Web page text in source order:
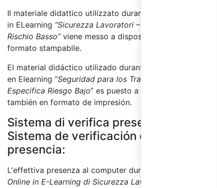
Il materiale didattico utilizzato durante il corso online
in ELearning “Sicurezza Lavoratori – Parte Specifica
Rischio Basso” viene messo a disposizione anche in
formato stampabile.
El material didáctico utilizado durante el curso online
en Elearning “Seguridad para los Trabajadores - Parte
Especifica Riesgo Bajo” es puesto a disposición
también en formato de impresión.
Sistema di verifica presenza /
Sistema de verificación de la
presencia:
L'effettiva presenza al computer durante il
Online in E-Learning di Sicurezza Lavoratori – Parte